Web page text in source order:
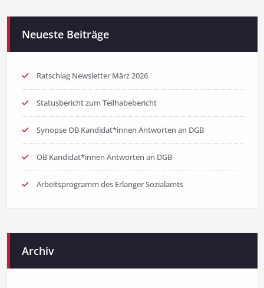
Neueste Beiträge
Ratschlag Newsletter März 2026
Statusbericht zum Teilhabebericht
Synopse OB Kandidat*innen Antworten an DGB
OB Kandidat*innen Antworten an DGB
Arbeitsprogramm des Erlanger Sozialamts
Archiv